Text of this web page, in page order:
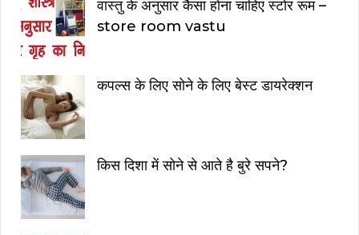
वास्तु के अनुसार कैसा होना चाहिए स्टोर रूम –
store room vastu
कपल्स के लिए सोने के लिए बेस्ट डायरेक्शन
किस दिशा में सोने से आते है बुरे सपने?